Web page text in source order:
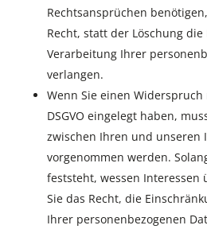
Rechtsansprüchen
Recht, statt der Löschung
Verarbeitung Ihrer
verlangen.
Wenn Sie einen Widerspruch
DSGVO eingelegt haben,
zwischen Ihren und unseren
vorgenommen werden.
feststeht, wessen Interessen
Sie das Recht, die
Ihrer personenbezogenen